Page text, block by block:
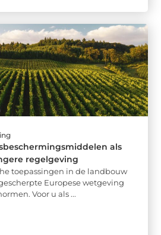
als
regelgeving
toepassingen in de landbouw
Europese wetgeving
Voor u als ...